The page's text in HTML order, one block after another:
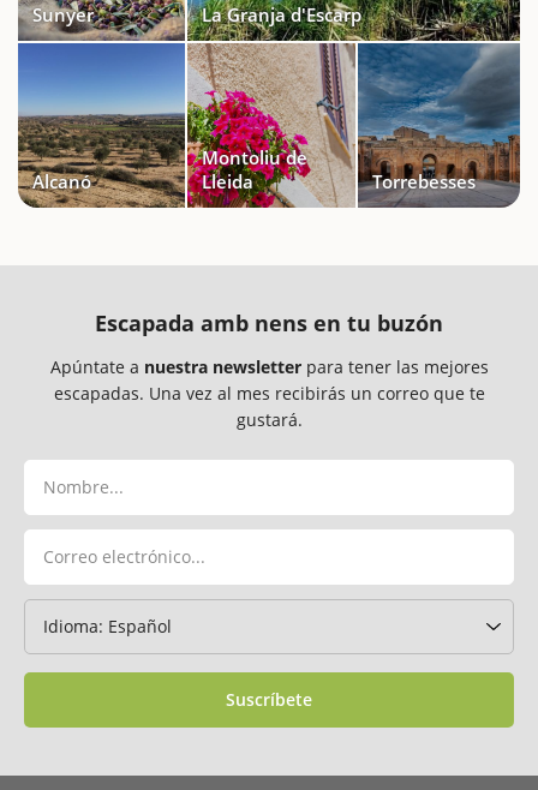
Sunyer La Granja d'Escarp
Alcanó
Montoliu de
Lleida
Torrebesses
Escapada amb nens en tu buzón
Apúntate a nuestra newsletterpara tener las mejores
escapadas. Una vez al mes recibirás un correo que te
gustará.
Suscríbete